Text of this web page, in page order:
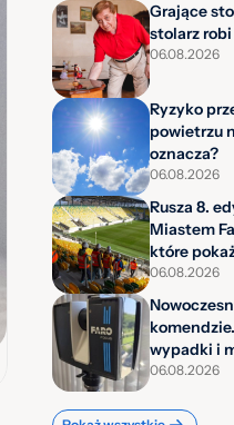
Grające
stolarz
06.08.2026
Ryzyko
powietrzu
oznacza?
06.08.2026
Rusza 8.
Miastem
które
06.08.2026
wypadki i
06.08.2026